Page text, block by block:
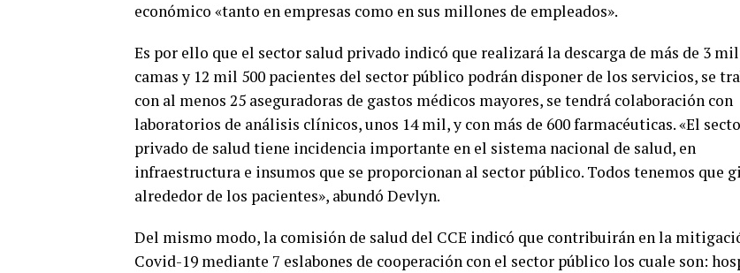
económico «tanto en empresas como en sus millones de empleados».
Es por ello que el sector salud privado indicó que realizará la descarga de más de 3
camas y 12 mil 500 pacientes del sector público podrán disponer de los servicios, se
con al menos 25 aseguradoras de gastos médicos mayores, se tendrá colaboración con
laboratorios de análisis clínicos, unos 14 mil, y con más de 600 farmacéuticas. «El
privado de salud tiene incidencia importante en el sistema nacional de salud, en
infraestructura e insumos que se proporcionan al sector público. Todos tenemos que
alrededor de los pacientes», abundó Devlyn.
Del mismo modo, la comisión de salud del CCE indicó que contribuirán en la
Covid-19 mediante 7 eslabones de cooperación con el sector público los cuale son: